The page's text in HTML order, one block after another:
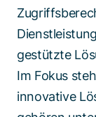
gestützte
Im Fokus
innovative